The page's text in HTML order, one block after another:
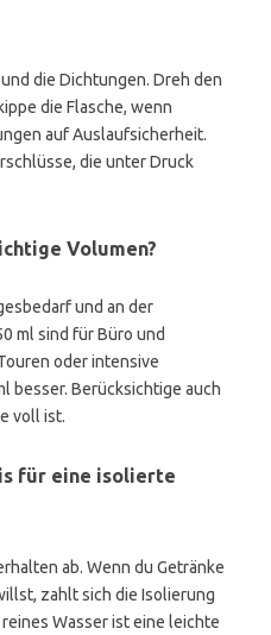
die Dichtungen. Dreh den
die Flasche, wenn
auf Auslaufsicherheit.
die unter Druck
Volumen?
und an der
ml sind für Büro und
oder intensive
besser. Berücksichtige auch
voll ist.
für eine isolierte
ab. Wenn du Getränke
zahlt sich die Isolierung
Wasser ist eine leichte